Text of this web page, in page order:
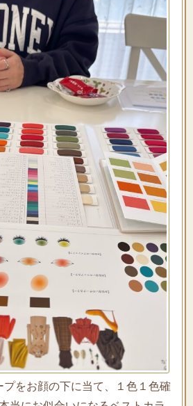
プをお顔の下に当て、１色１色確